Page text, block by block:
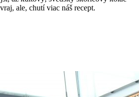
ale, chutí viac náš recept.